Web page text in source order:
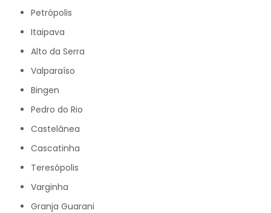
Petrópolis
Itaipava
Alto da Serra
Valparaíso
Bingen
Pedro do Rio
Castelânea
Cascatinha
Teresópolis
Varginha
Granja Guarani